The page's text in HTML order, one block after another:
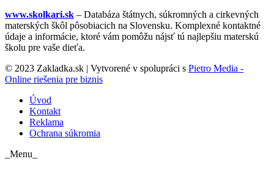
www.skolkari.sk – Databáza štátnych, súkromných a cirkevných
materských škôl pôsobiacich na Slovensku. Komplexné kontaktné
údaje a informácie, ktoré vám pomôžu nájsť tú najlepšiu materskú
školu pre vaše dieťa.
© 2023 Zakladka.sk | Vytvorené v spolupráci s Pietro Media -
Online riešenia pre biznis
Úvod
Kontakt
Reklama
Ochrana súkromia
_Menu_